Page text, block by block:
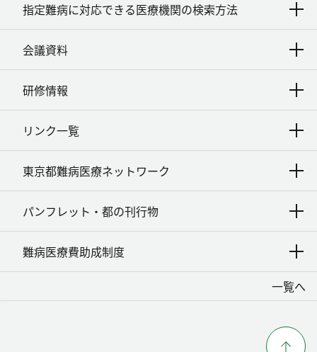
指定難病に対応できる医療機関の検索方法
会議資料
研修情報
リンク一覧
東京都難病医療ネットワーク
パンフレット・都の刊行物
難病医療費助成制度
一覧へ